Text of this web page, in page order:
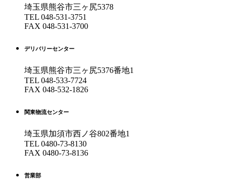
埼玉県熊谷市三ヶ尻5378
TEL 048-531-3751
FAX 048-531-3700
デリバリーセンター
埼玉県熊谷市三ヶ尻5376番地1
TEL 048-533-7724
FAX 048-532-1826
関東物流センター
埼玉県加須市西ノ谷802番地1
TEL 0480-73-8130
FAX 0480-73-8136
営業部